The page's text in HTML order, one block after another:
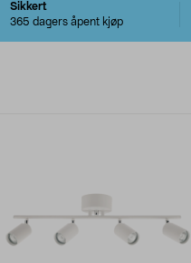
Sikkert
365 dagers åpent kjøp